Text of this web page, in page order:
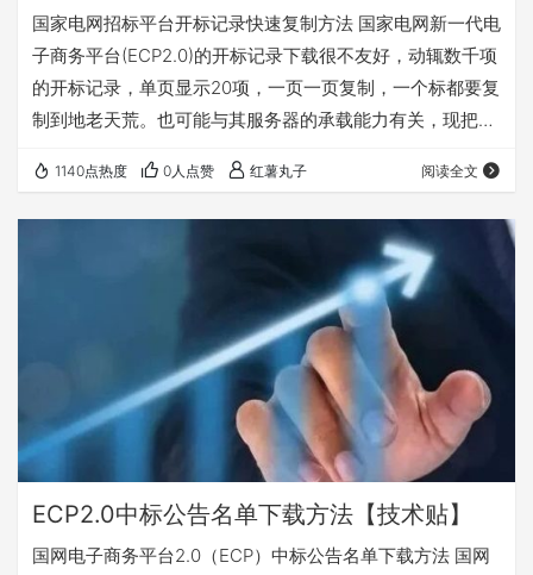
国家电网招标平台开标记录快速复制方法 国家电网新一代电
子商务平台(ECP2.0)的开标记录下载很不友好，动辄数千项
的开标记录，单页显示20项，一页一页复制，一个标都要复
制到地老天荒。也可能与其服务器的承载能力有关，现把网
忘，有兴趣的可关注收藏，随时查阅使用。 一、登录国家电
网新一代电子商务平台(ECP2.0)打开开标记录（按包查看）
二、选择采购项目名称，点击按包查看，不要按投标人查
看。 三、在新弹出页面显示每页数据数量20这个位置，右
键点检查。 四、在右边的代码栏…
1140点热度 0人点赞 红薯丸子 阅读全文
ECP2.0中标公告名单下载方法【技术贴】
国网电子商务平台2.0（ECP）中标公告名单下载方法 国网